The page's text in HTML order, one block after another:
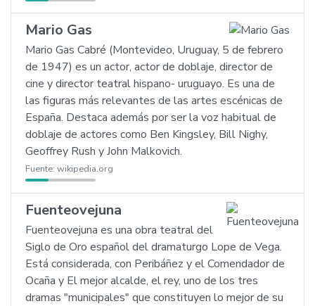
Mario Gas
Mario Gas Cabré (Montevideo, Uruguay, 5 de febrero
de 1947) es un actor, actor de doblaje, director de
cine y director teatral hispano- uruguayo. Es una de
las figuras más relevantes de las artes escénicas de
España. Destaca además por ser la voz habitual de
doblaje de actores como Ben Kingsley, Bill Nighy,
Geoffrey Rush y John Malkovich.
Fuente: wikipedia.org
Fuenteovejuna
Fuenteovejuna es una obra teatral del
Siglo de Oro español del dramaturgo Lope de Vega.
Está considerada, con Peribáñez y el Comendador de
Ocaña y El mejor alcalde, el rey, uno de los tres
dramas "municipales" que constituyen lo mejor de su